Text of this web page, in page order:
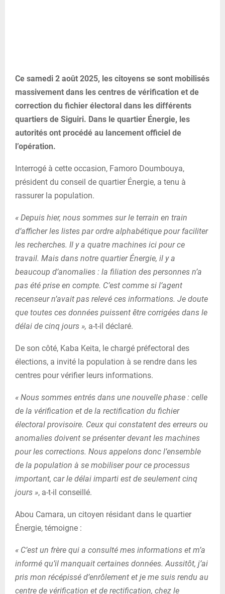
Ce samedi 2 août 2025, les citoyens se sont mobilisés
massivement dans les centres de vérification et de
correction du fichier électoral dans les différents
quartiers de Siguiri. Dans le quartier Énergie, les
autorités ont procédé au lancement officiel de
l’opération.
Interrogé à cette occasion, Famoro Doumbouya,
président du conseil de quartier Énergie, a tenu à
rassurer la population.
« Depuis hier, nous sommes sur le terrain en train
d’afficher les listes par ordre alphabétique pour faciliter
les recherches. Il y a quatre machines ici pour ce
travail. Mais dans notre quartier Énergie, il y a
beaucoup d’anomalies : la filiation des personnes n’a
pas été prise en compte. C’est comme si l’agent
recenseur n’avait pas relevé ces informations. Je doute
que toutes ces données puissent être corrigées dans le
délai de cinq jours », a-t-il déclaré.
De son côté, Kaba Keita, le chargé préfectoral des
élections, a invité la population à se rendre dans les
centres pour vérifier leurs informations.
« Nous sommes entrés dans une nouvelle phase : celle
de la vérification et de la rectification du fichier
électoral provisoire. Ceux qui constatent des erreurs ou
anomalies doivent se présenter devant les machines
pour les corrections. Nous appelons donc l’ensemble
de la population à se mobiliser pour ce processus
important, car le délai imparti est de seulement cinq
jours », a-t-il conseillé.
Abou Camara, un citoyen résidant dans le quartier
Énergie, témoigne :
« C’est un frère qui a consulté mes informations et m’a
informé qu’il manquait certaines données. Aussitôt, j’ai
pris mon récépissé d’enrôlement et je me suis rendu au
centre de vérification et de rectification, chez le